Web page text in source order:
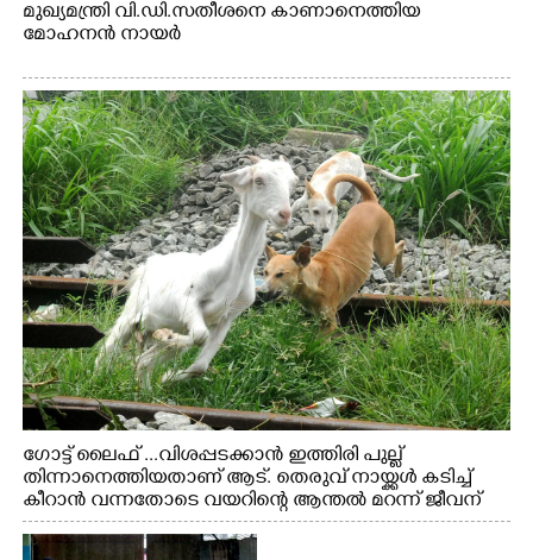
മുഖ്യമന്ത്രി വി.ഡി.സതീശനെ കാണാനെത്തിയ
മോഹനൻ നായർ
ഗോട്ട് ലൈഫ് ...വിശപ്പടക്കാൻ ഇത്തിരി പുല്ല്
തിന്നാനെത്തിയതാണ് ആട്. തെരുവ് നായ്ക്കൾ കടിച്ച്
കീറാൻ വന്നതോടെ വയറിന്റെ ആന്തൽ മറന്ന് ജീവന്
വേണ്ടിയായി ഓട്ടം. എറണാകുളം വാത്തുരുത്തിയിൽ
നിന്നുള്ള കാഴ്ച